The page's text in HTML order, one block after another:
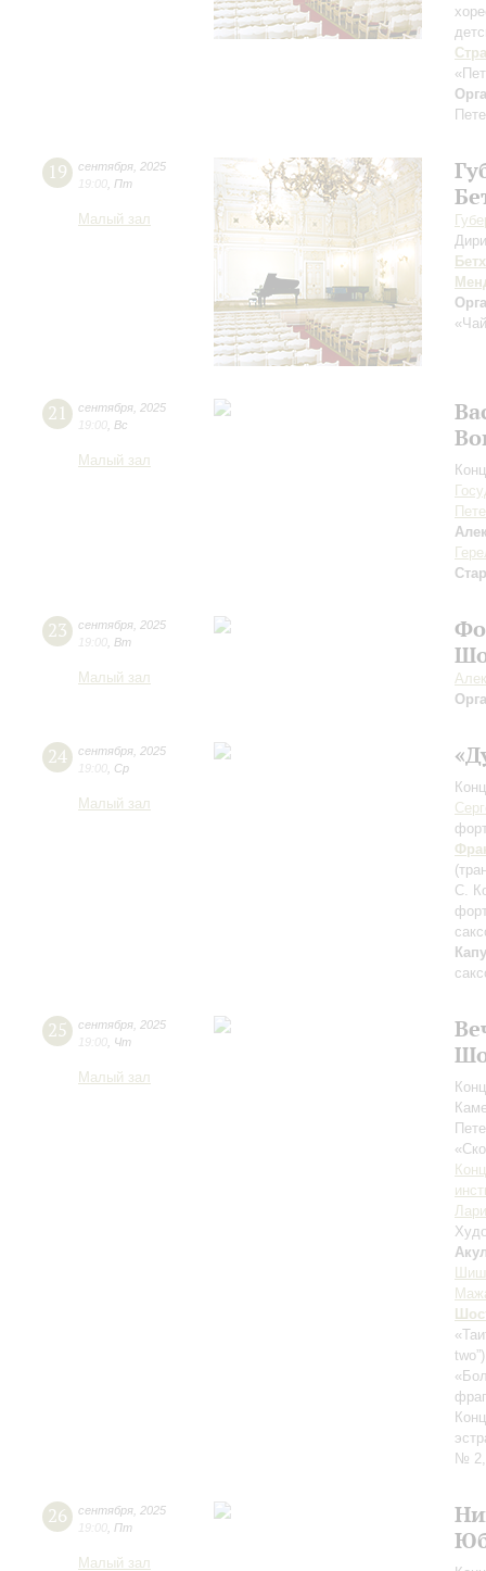
19 сентября 2025
19:00 Пт
Малый зал
21 сентября 2025
19:00 Вс
Малый зал
23 сентября 2025
19:00 Вт
Малый зал
24 сентября 2025
19:00 Ср
Малый зал
С.
25 сентября 2025
19:00 Чт
Малый зал
№ 2,
26 сентября 2025
19:00 Пт
Малый зал